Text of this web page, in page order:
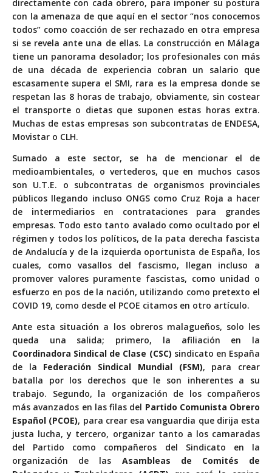
directamente con cada obrero, para imponer su postura
con la amenaza de que aquí en el sector “nos conocemos
todos” como coacción de ser rechazado en otra empresa
si se revela ante una de ellas. La construcción en Málaga
tiene un panorama desolador; los profesionales con más
de una década de experiencia cobran un salario que
escasamente supera el SMI, rara es la empresa donde se
respetan las 8 horas de trabajo, obviamente, sin costear
el transporte o dietas que suponen estas horas extra.
Muchas de estas empresas son subcontratas de ENDESA,
Movistar o CLH.
Sumado a este sector, se ha de mencionar el de
medioambientales, o vertederos, que en muchos casos
son U.T.E. o subcontratas de organismos provinciales
públicos llegando incluso ONGS como Cruz Roja a hacer
de intermediarios en contrataciones para grandes
empresas. Todo esto tanto avalado como ocultado por el
régimen y todos los políticos, de la pata derecha fascista
de Andalucía y de la izquierda oportunista de España, los
cuales, como vasallos del fascismo, llegan incluso a
promover valores puramente fascistas, como unidad o
esfuerzo en pos de la nación, utilizando como pretexto el
COVID 19, como desde el PCOE citamos en otro artículo.
Ante esta situación a los obreros malagueños, solo les
queda una salida; primero, la afiliación en la
Coordinadora Sindical de Clase (CSC) sindicato en España
de la Federación Sindical Mundial (FSM), para crear
batalla por los derechos que le son inherentes a su
trabajo. Segundo, la organización de los compañeros
más avanzados en las filas del Partido Comunista Obrero
Español (PCOE),​ para crear esa vanguardia que dirija esta
justa lucha, y tercero, organizar tanto a los camaradas
del Partido como compañeros del Sindicato en la
organización de las Asambleas de Comités de